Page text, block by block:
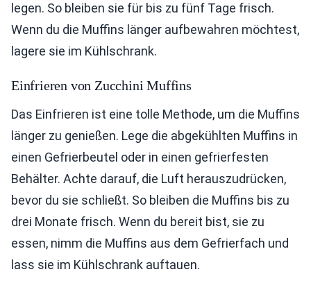
legen. So bleiben sie für bis zu fünf Tage frisch.
Wenn du die Muffins länger aufbewahren möchtest,
lagere sie im Kühlschrank.
Einfrieren von Zucchini Muffins
Das Einfrieren ist eine tolle Methode, um die Muffins
länger zu genießen. Lege die abgekühlten Muffins in
einen Gefrierbeutel oder in einen gefrierfesten
Behälter. Achte darauf, die Luft herauszudrücken,
bevor du sie schließt. So bleiben die Muffins bis zu
drei Monate frisch. Wenn du bereit bist, sie zu
essen, nimm die Muffins aus dem Gefrierfach und
lass sie im Kühlschrank auftauen.